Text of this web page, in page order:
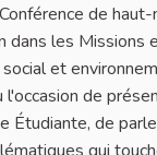
de haut-
dans les Missions
et
l'occasion de
Étudiante, de
qui